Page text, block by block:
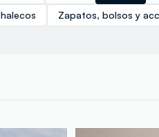
loyalty.guest.message
Zapatos, bolsos y